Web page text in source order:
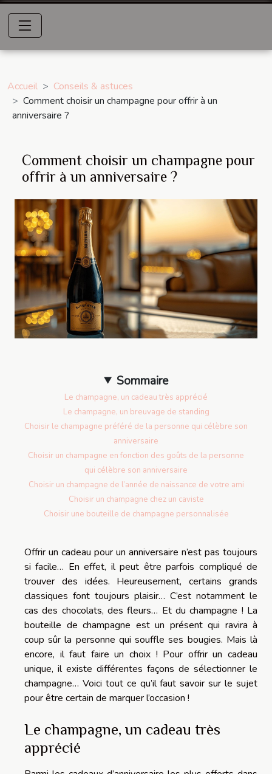
Accueil
Conseils & astuces
Comment choisir un champagne pour offrir à un
anniversaire ?
Comment choisir un champagne pour
offrir à un anniversaire ?
Sommaire
Le champagne, un cadeau très apprécié
Le champagne, un breuvage de standing
Choisir le champagne préféré de la personne qui célèbre son
anniversaire
Choisir un champagne en fonction des goûts de la personne
qui célèbre son anniversaire
Choisir un champagne de l’année de naissance de votre ami
Choisir un champagne chez un caviste
Choisir une bouteille de champagne personnalisée
Offrir un cadeau pour un anniversaire n’est pas toujours
si facile… En effet, il peut être parfois compliqué de
trouver des idées. Heureusement, certains grands
classiques font toujours plaisir… C’est notamment le
cas des chocolats, des fleurs… Et du champagne ! La
bouteille de champagne est un présent qui ravira à
coup sûr la personne qui souffle ses bougies. Mais là
encore, il faut faire un choix ! Pour offrir un cadeau
unique, il existe différentes façons de sélectionner le
champagne… Voici tout ce qu’il faut savoir sur le sujet
pour être certain de marquer l’occasion !
Le champagne, un cadeau très
apprécié